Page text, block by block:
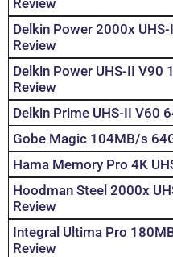
Delkin Power 2000x
Review
Delkin Power UHS-II V90
Review
Delkin Prime UHS-II V60
Gobe Magic 104MB/s
Hama Memory Pro 4K
Hoodman Steel 2000x
Review
Integral Ultima Pro
Review